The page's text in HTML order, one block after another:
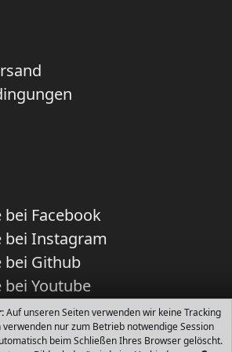
Auf unseren Seiten verwenden wir keine Tracking
verwenden nur zum Betrieb notwendige Session
beim Schließen Ihres Browser gelöscht.
bei Facebook
bei Instagram
bei Github
bei Youtube